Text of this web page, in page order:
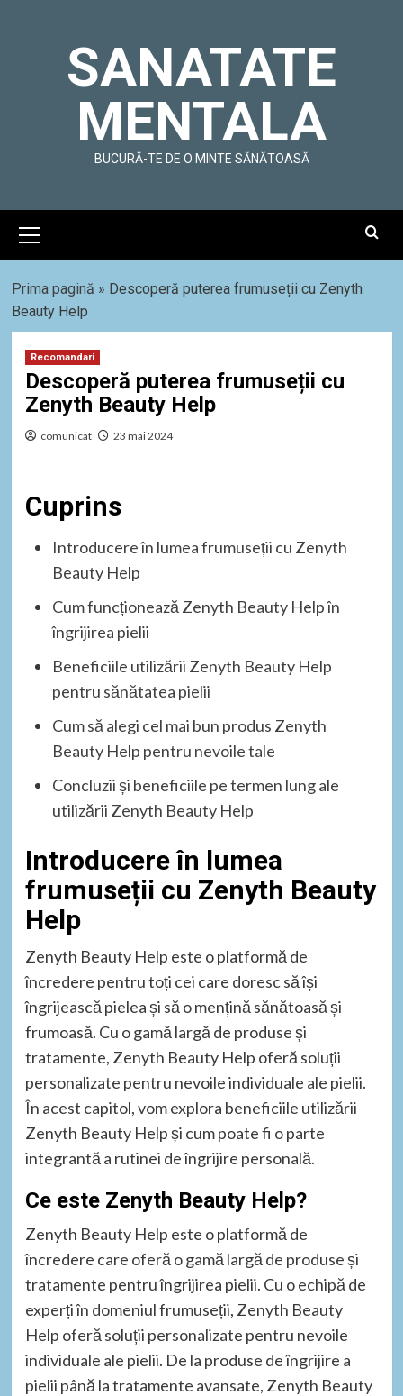
SANATATE
MENTALA
BUCURĂ-TE DE O MINTE SĂNĂTOASĂ
Menu
Prima pagină » Descoperă puterea frumuseții cu Zenyth
Beauty Help
Recomandari
Descoperă puterea frumuseții cu
Zenyth Beauty Help
comunicat 23 mai 2024
Cuprins
Introducere în lumea frumuseții cu Zenyth
Beauty Help
Cum funcționează Zenyth Beauty Help în
îngrijirea pielii
Beneficiile utilizării Zenyth Beauty Help
pentru sănătatea pielii
Cum să alegi cel mai bun produs Zenyth
Beauty Help pentru nevoile tale
Concluzii și beneficiile pe termen lung ale
utilizării Zenyth Beauty Help
Introducere în lumea
frumuseții cu Zenyth Beauty
Help
Zenyth Beauty Help este o platformă de
încredere pentru toți cei care doresc să își
îngrijească pielea și să o mențină sănătoasă și
frumoasă. Cu o gamă largă de produse și
tratamente, Zenyth Beauty Help oferă soluții
personalizate pentru nevoile individuale ale pielii.
În acest capitol, vom explora beneficiile utilizării
Zenyth Beauty Help și cum poate fi o parte
integrantă a rutinei de îngrijire personală.
Ce este Zenyth Beauty Help?
Zenyth Beauty Help este o platformă de
încredere care oferă o gamă largă de produse și
tratamente pentru îngrijirea pielii. Cu o echipă de
experți în domeniul frumuseții, Zenyth Beauty
Help oferă soluții personalizate pentru nevoile
individuale ale pielii. De la produse de îngrijire a
pielii până la tratamente avansate, Zenyth Beauty